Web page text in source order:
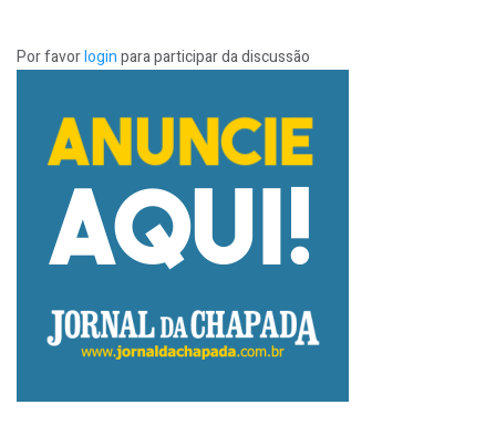
Por favorloginpara participar da discussão